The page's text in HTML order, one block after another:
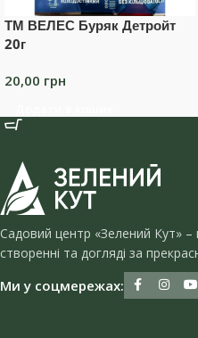
ТМ ВЕЛЕС Буряк Детройт
20г
20,00 грн
Садовий центр «Зелений Кут» –
створенні та догляді за
Ми у соцмережах: